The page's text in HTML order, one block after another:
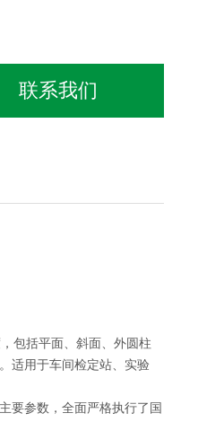
联系我们
包括平面、斜面、外圆柱
适用于车间检定站、实验
要参数，全面严格执行了国